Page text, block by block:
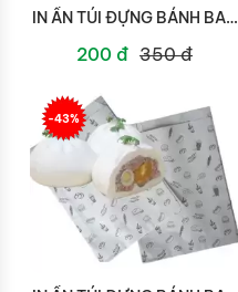
IN ẤN TÚI ĐỰNG BÁNH BAO
200 đ 350 đ
-43%